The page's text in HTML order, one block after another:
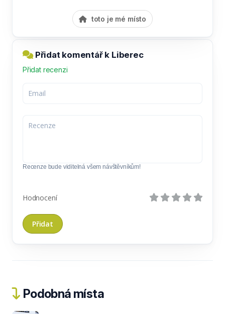
toto je mé místo
Přidat komentář k Liberec
Přidat recenzi
Recenze bude viditelná všem návštěvníkům!
Hodnocení
Podobná místa